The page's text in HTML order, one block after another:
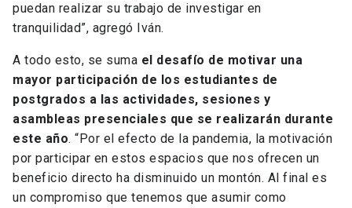
puedan realizar su trabajo de investigar en
tranquilidad”, agregó Iván.
A todo esto, se suma el desafío de motivar una
mayor participación de los estudiantes de
postgrados a las actividades, sesiones y
asambleas presenciales que se realizarán durante
este año. “Por el efecto de la pandemia, la motivación
por participar en estos espacios que nos ofrecen un
beneficio directo ha disminuido un montón. Al final es
un compromiso que tenemos que asumir como